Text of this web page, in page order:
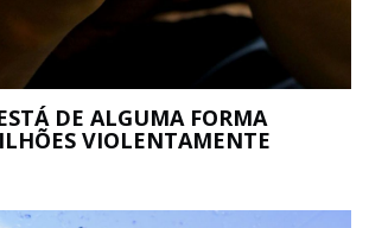
DE ALGUMA FORMA
VIOLENTAMENTE